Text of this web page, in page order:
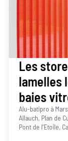
Les
lamelles
baies
Alu-batipro à
Allauch, Plan de
Pont de l’Etoile,